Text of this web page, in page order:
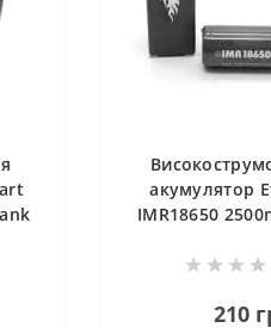
акумулятор
IMR18650
210